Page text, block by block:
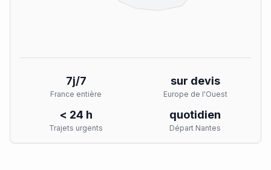
7j/7
France entière
sur devis
Europe de l'Ouest
< 24 h
Trajets urgents
quotidien
Départ Nantes